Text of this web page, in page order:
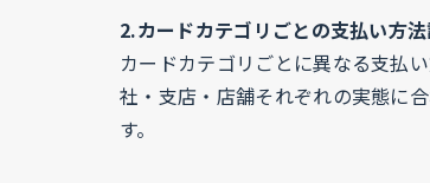
2.カードカテゴリごとの支払い方
カードカテゴリごとに異なる支払
社・支店・店舗それぞれの実態に
す。